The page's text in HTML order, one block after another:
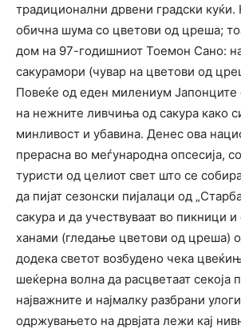
традиционални дрвени градски куќи.
обична шума со цветови од цреша;
дом на 97-годишниот Тоемон Сано:
сакурамори (чувар на цветови од
Повеќе од еден милениум Јапонците
на нежните ливчиња од сакура како
минливост и убавина. Денес ова
прерасна во меѓународна опсесија,
туристи од целиот свет што се
да пијат сезонски пијалаци од
сакура и да учествуваат во пикници
ханами (гледање цветови од цреша)
додека светот возбудено чека
шеќерна волна да расцветаат секоја
најважните и најмалку разбрани
одржувањето на дрвјата лежи кај